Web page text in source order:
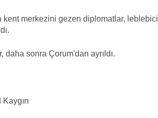
kent merkezini gezen diplomatlar,
daha sonra Çorum'dan ayrıldı.